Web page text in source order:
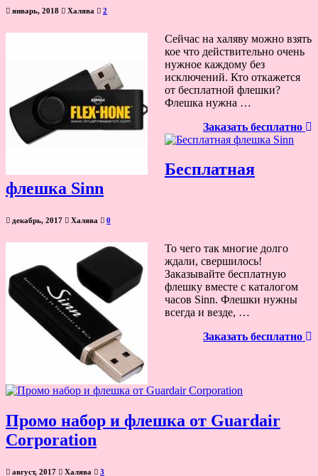
январь, 2018 Халява 2
Сейчас на халяву можно взять
кое что действительно очень
нужное каждому без
исключений. Кто откажется
от бесплатной флешки?
Флешка нужна …
Заказать бесплатно
Бесплатная
флешка Sinn
декабрь, 2017 Халява 0
То чего так многие долго
ждали, свершилось!
Заказывайте бесплатную
флешку вместе с каталогом
часов Sinn. Флешки нужны
всегда и везде, …
Заказать бесплатно
Промо набор и флешка от Guardair
Corporation
август, 2017 Халява 3